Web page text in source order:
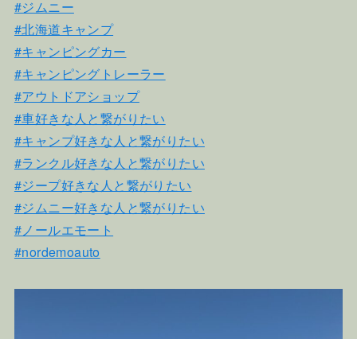
#ジムニー
#北海道キャンプ
#キャンピングカー
#キャンピングトレーラー
#アウトドアショップ
#車好きな人と繋がりたい
#キャンプ好きな人と繋がりたい
#ランクル好きな人と繋がりたい
#ジープ好きな人と繋がりたい
#ジムニー好きな人と繋がりたい
#ノールエモート
#nordemoauto